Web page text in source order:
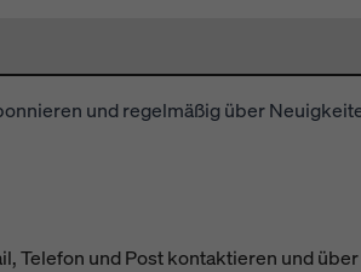
und regelmäßig über
Telefon und Post kontaktieren und